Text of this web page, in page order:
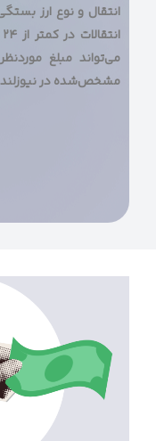
انتقال و نوع ارز
می‌تواند مبلغ
مشخص‌شده در نیوزلند